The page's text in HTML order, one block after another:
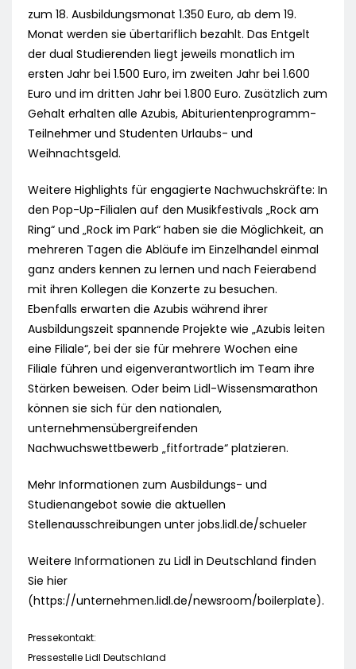
zum 18. Ausbildungsmonat 1.350 Euro, ab dem 19.
Monat werden sie übertariflich bezahlt. Das Entgelt
der dual Studierenden liegt jeweils monatlich im
ersten Jahr bei 1.500 Euro, im zweiten Jahr bei 1.600
Euro und im dritten Jahr bei 1.800 Euro. Zusätzlich zum
Gehalt erhalten alle Azubis, Abiturientenprogramm-
Teilnehmer und Studenten Urlaubs- und
Weihnachtsgeld.
Weitere Highlights für engagierte Nachwuchskräfte: In
den Pop-Up-Filialen auf den Musikfestivals „Rock am
Ring“ und „Rock im Park“ haben sie die Möglichkeit, an
mehreren Tagen die Abläufe im Einzelhandel einmal
ganz anders kennen zu lernen und nach Feierabend
mit ihren Kollegen die Konzerte zu besuchen.
Ebenfalls erwarten die Azubis während ihrer
Ausbildungszeit spannende Projekte wie „Azubis leiten
eine Filiale“, bei der sie für mehrere Wochen eine
Filiale führen und eigenverantwortlich im Team ihre
Stärken beweisen. Oder beim Lidl-Wissensmarathon
können sie sich für den nationalen,
unternehmensübergreifenden
Nachwuchswettbewerb „fitfortrade“ platzieren.
Mehr Informationen zum Ausbildungs- und
Studienangebot sowie die aktuellen
Stellenausschreibungen unter jobs.lidl.de/schueler
Weitere Informationen zu Lidl in Deutschland finden
Sie hier
(https://unternehmen.lidl.de/newsroom/boilerplate).
Pressekontakt:
Pressestelle Lidl Deutschland